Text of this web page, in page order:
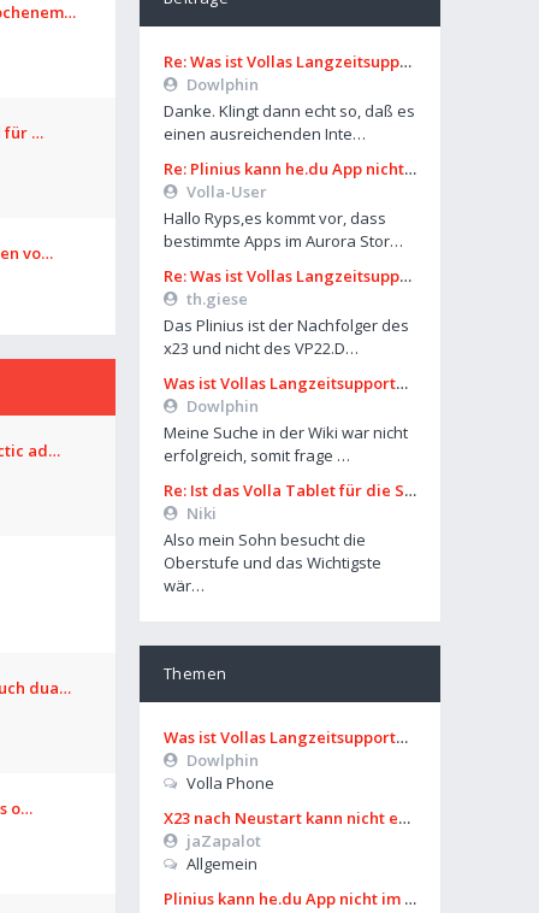
Re: Was ist Vollas Langzeitsupportplan?
Dowlphin
Danke. Klingt dann echt so, daß es
einen ausreichenden Inte…
Re: Plinius kann he.du App nicht im Playstore finden
Volla-User
Hallo Ryps,es kommt vor, dass
bestimmte Apps im Aurora Stor…
Re: Was ist Vollas Langzeitsupportplan?
th.giese
Das Plinius ist der Nachfolger des
x23 und nicht des VP22.D…
Was ist Vollas Langzeitsupportplan?
Dowlphin
Meine Suche in der Wiki war nicht
erfolgreich, somit frage …
Re: Ist das Volla Tablet für die Schule zu gebrauchen?
Niki
Also mein Sohn besucht die
Oberstufe und das Wichtigste
wär…
Themen
Was ist Vollas Langzeitsupportplan?
Dowlphin
Volla Phone
X23 nach Neustart kann nicht entsperrt werden
jaZapalot
Allgemein
Plinius kann he.du App nicht im Playstore finden
für …
vo…
ad…
dua…
o…